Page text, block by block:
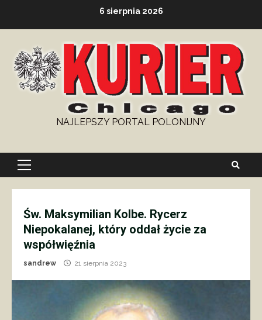
6 sierpnia 2026
NAJLEPSZY PORTAL POLONIJNY
Primary
Św. Maksymilian Kolbe. Rycerz
Niepokalanej, który oddał życie za
współwięźnia
sandrew 21 sierpnia 2023